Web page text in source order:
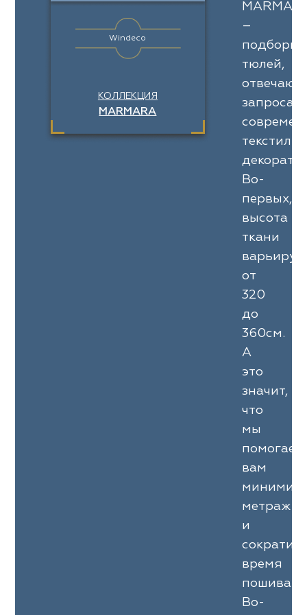
Windeco
КОЛЛЕКЦИЯ
MARMARA
–
подборка
тюлей,
запросам
Во-
первых,
высота
ткани
от
320
до
360см.
А
это
значит,
что
мы
помогаем
вам
метраж
и
время
пошива.
Во-